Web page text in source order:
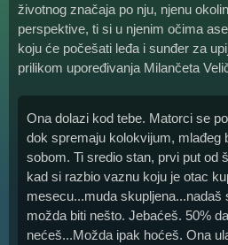
životnog značaja po nju, njenu
perspektive, ti si u njenim očima
koju će počešati leđa i sunđer za
prilikom upoređivanja Milančeta
Ona dolazi kod tebe. Matorci se
dok spremaju kolokvijum, mlađeg
sobom. Ti sredio stan, prvi put od
kad si razbio vaznu koju je otac
mesecu...muda skupljena...nadaš
možda biti nešto. Jebaćeš. 50%
nećeš...Možda ipak hoćeš. Ona